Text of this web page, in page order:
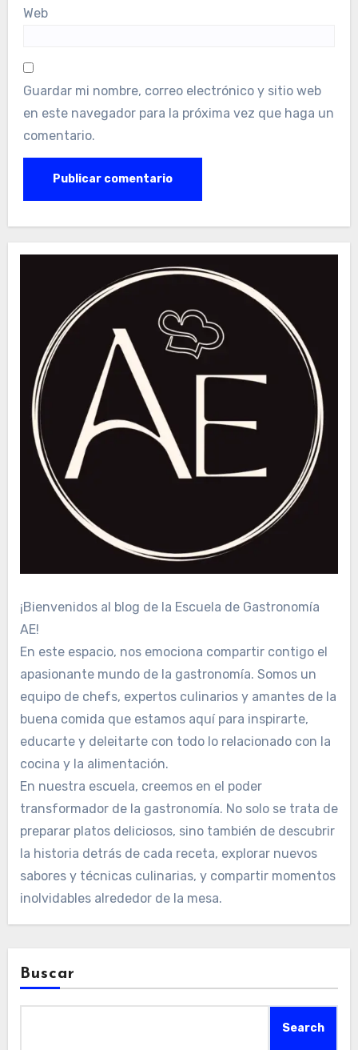
Web
Guardar mi nombre, correo electrónico y sitio web
en este navegador para la próxima vez que haga un
comentario.
¡Bienvenidos al blog de la Escuela de Gastronomía
AE!
En este espacio, nos emociona compartir contigo el
apasionante mundo de la gastronomía. Somos un
equipo de chefs, expertos culinarios y amantes de la
buena comida que estamos aquí para inspirarte,
educarte y deleitarte con todo lo relacionado con la
cocina y la alimentación.
En nuestra escuela, creemos en el poder
transformador de la gastronomía. No solo se trata de
preparar platos deliciosos, sino también de descubrir
la historia detrás de cada receta, explorar nuevos
sabores y técnicas culinarias, y compartir momentos
inolvidables alrededor de la mesa.
Buscar
Search